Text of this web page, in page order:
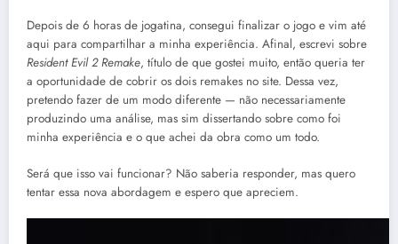
Depois de 6 horas de jogatina, consegui finalizar o jogo e vim até
aqui para compartilhar a minha experiência. Afinal, escrevi sobre
Resident Evil 2 Remake, título de que gostei muito, então queria ter
a oportunidade de cobrir os dois remakes no site. Dessa vez,
pretendo fazer de um modo diferente — não necessariamente
produzindo uma análise, mas sim dissertando sobre como foi
minha experiência e o que achei da obra como um todo.
Será que isso vai funcionar? Não saberia responder, mas quero
tentar essa nova abordagem e espero que apreciem.